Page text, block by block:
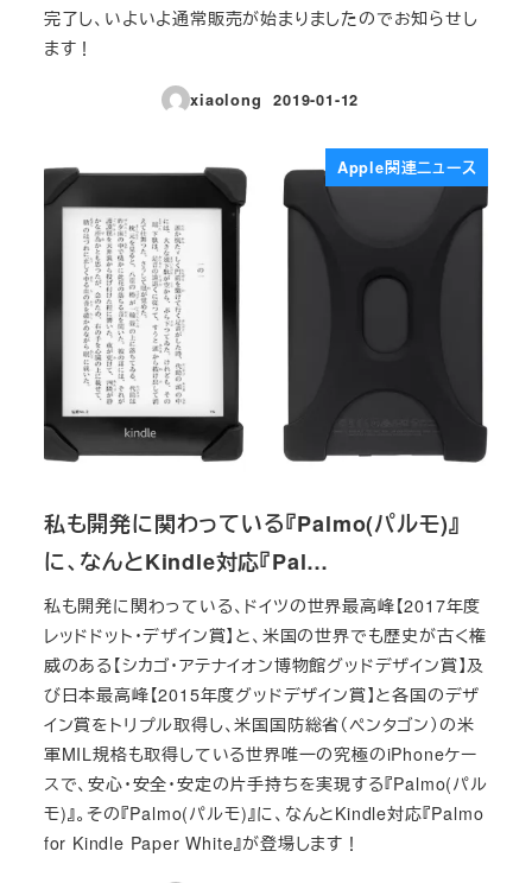
完了し、いよいよ通常販売が始まりましたのでお知らせし
ます！
xiaolong
投稿日
2019-01-12
Apple関連ニュース
私も開発に関わっている『Palmo(パルモ)』
に、なんとKindle対応『Pal…
私も開発に関わっている、ドイツの世界最高峰【2017年度
レッドドット・デザイン賞】と、米国の世界でも歴史が古く権
威のある【シカゴ・アテナイオン博物館グッドデザイン賞】及
び日本最高峰【2015年度グッドデザイン賞】と各国のデザ
イン賞をトリプル取得し、米国国防総省（ペンタゴン）の米
軍MIL規格も取得している世界唯一の究極のiPhoneケー
スで、安心・安全・安定の片手持ちを実現する『Palmo(パル
モ)』。その『Palmo(パルモ)』に、なんとKindle対応『Palmo
for Kindle Paper White』が登場します！